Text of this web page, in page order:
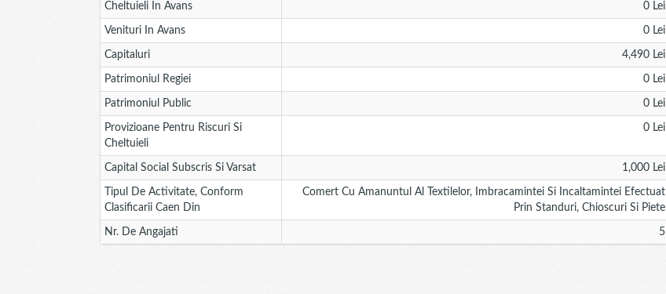
Cheltuieli In Avans 0 Lei
Venituri In Avans 0 Lei
Capitaluri 4,490 Lei
Patrimoniul Regiei 0 Lei
Patrimoniul Public 0 Lei
Provizioane Pentru Riscuri Si
Cheltuieli
0 Lei
Capital Social Subscris Si Varsat 1,000 Lei
Tipul De Activitate, Conform
Clasificarii Caen Din
Comert Cu Amanuntul Al Textilelor, Imbracamintei Si Incaltamintei Efectuat
Prin Standuri, Chioscuri Si Piete
Nr. De Angajati 5